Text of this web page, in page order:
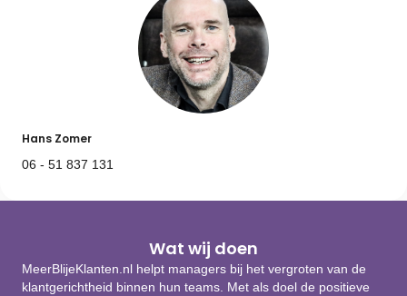
Hans Zomer
06 - 51 837 131
Wat wij doen
MeerBlijeKlanten.nl helpt managers bij het vergroten van de
klantgerichtheid binnen hun teams. Met als doel de positieve